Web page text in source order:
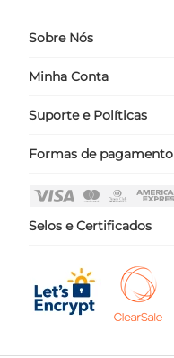
Sobre Nós
Quem Somos
Minha Conta
Meus Dados
Suporte e Políticas
Políticas
Fale Conosco
Formas de pagamento
Selos e Certificados